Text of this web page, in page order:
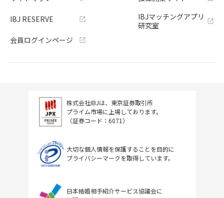
IBJ RESERVE
会員ログインページ
IBJマッチングアプリ
研究室
株式会社IBJは、東京証券取引所
プライム市場に上場しております。
（証券コード：6071）
大切な個人情報を保護することを目的に
プライバシーマークを取得しています。
日本結婚相手紹介サービス協議会に